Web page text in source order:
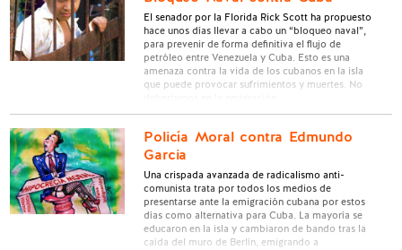
El senador por la Florida Rick Scott ha propuesto
hace unos días llevar a cabo un “bloqueo naval”,
para prevenir de forma definitiva el flujo de
petróleo entre Venezuela y Cuba. Esto es una
amenaza contra la vida de los cubanos en la isla
que puede provocar sufrimientos y muertes. No
Policía Moral contra Edmundo
Garcia
Una crispada avanzada de radicalismo anti-
comunista trata por todos los medios de
presentarse ante la emigración cubana por estos
días como alternativa para Cuba. La mayoría se
educaron en la isla y cambiaron de bando tras la
caída del muro de Berlín, emigrando a